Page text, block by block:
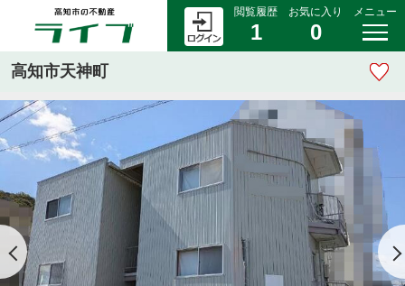
閲覧履歴
1
お気に入り
0
メニュー
高知市天神町